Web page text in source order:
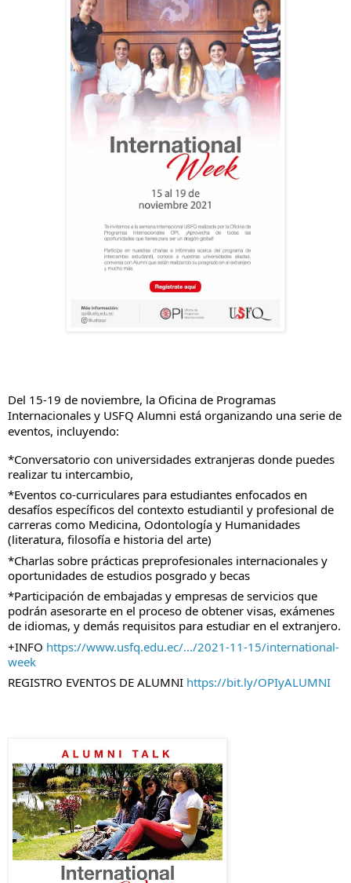
Del 15-19 de noviembre, la Oficina de Programas
Internacionales y USFQ Alumni está organizando una serie de
eventos, incluyendo:
*Conversatorio con universidades extranjeras donde puedes
realizar tu intercambio,
*Eventos co-curriculares para estudiantes enfocados en
desafíos específicos del contexto estudiantil y profesional de
carreras como Medicina, Odontología y Humanidades
(literatura, filosofía e historia del arte)
*Charlas sobre prácticas preprofesionales internacionales y
oportunidades de estudios posgrado y becas
*Participación de embajadas y empresas de servicios que
podrán asesorarte en el proceso de obtener visas, exámenes
de idiomas, y demás requisitos para estudiar en el extranjero.
+INFO https://www.usfq.edu.ec/.../2021-11-15/international-
week
REGISTRO EVENTOS DE ALUMNI https://bit.ly/OPIyALUMNI